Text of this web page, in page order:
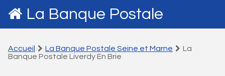
La Banque Postale
Accueil La Banque Postale Seine et Marne
La
Banque Postale Liverdy En Brie